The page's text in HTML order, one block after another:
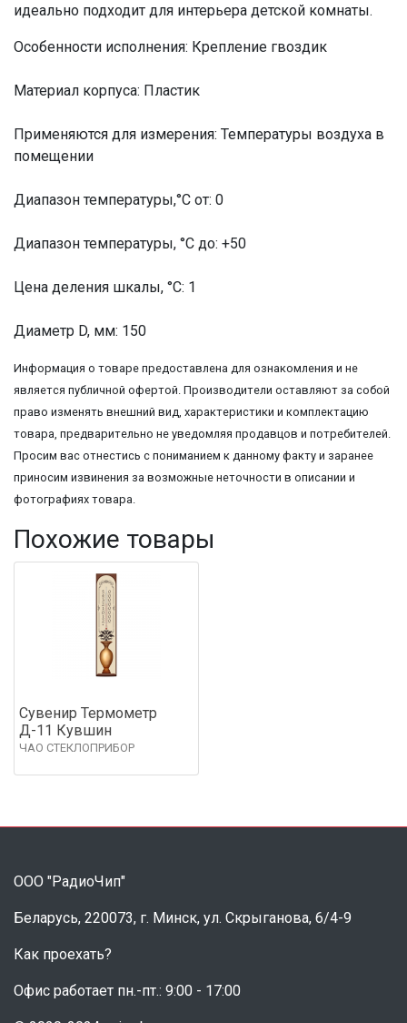
идеально подходит для интерьера детской комнаты.
Особенности исполнения: Крепление гвоздик
Материал корпуса: Пластик
Применяются для измерения: Температуры воздуха в
помещении
Диапазон температуры,°С от: 0
Диапазон температуры, °C до: +50
Цена деления шкалы, °С: 1
Диаметр D, мм: 150
Информация о товаре предоставлена для ознакомления и не
является публичной офертой. Производители оставляют за собой
право изменять внешний вид, характеристики и комплектацию
товара, предварительно не уведомляя продавцов и потребителей.
Просим вас отнестись с пониманием к данному факту и заранее
приносим извинения за возможные неточности в описании и
фотографиях товара.
Похожие товары
Сувенир Термометр
Д-11 Кувшин
ЧАО СТЕКЛОПРИБОР
ООО "РадиоЧип"
Беларусь, 220073, г. Минск, ул. Скрыганова, 6/4-9
Как проехать?
Офис работает пн.-пт.: 9:00 - 17:00